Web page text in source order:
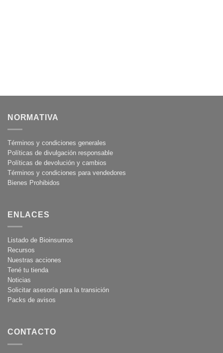
NORMATIVA
Términos y condiciones generales
Políticas de divulgación responsable
Políticas de devolución y cambios
Términos y condiciones para vendedores
Bienes Prohibidos
ENLACES
Listado de Bioinsumos
Recursos
Nuestras acciones
Tené tu tienda
Noticias
Solicitar asesoría para la transición
Packs de avisos
CONTACTO